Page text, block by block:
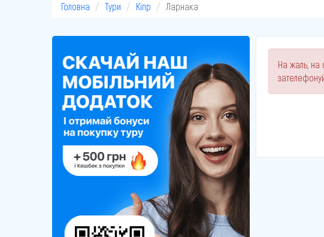
Головна Тури Кіпр Ларнака
На жаль, на